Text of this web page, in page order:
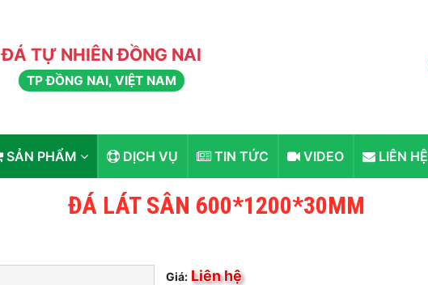
ĐÁ TỰ NHIÊN ĐỒNG NAI
TP ĐỒNG NAI, VIỆT NAM
SẢN PHẨM DỊCH VỤ TIN TỨC VIDEO LIÊN HỆ
ĐÁ LÁT SÂN 600*1200*30MM
Giá: Liên hệ